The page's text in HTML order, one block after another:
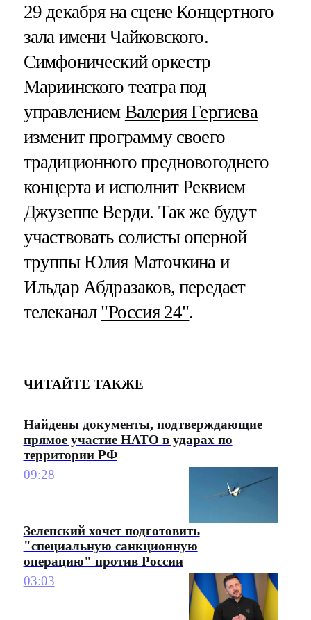
29 декабря на сцене Концертного
зала имени Чайковского.
Симфонический оркестр
Мариинского театра под
управлением Валерия Гергиева
изменит программу своего
традиционного предновогоднего
концерта и исполнит Реквием
Джузеппе Верди. Так же будут
участвовать солисты оперной
труппы Юлия Маточкина и
Ильдар Абдразаков, передает
телеканал "Россия 24".
ЧИТАЙТЕ ТАКЖЕ
Найдены документы, подтверждающие
прямое участие НАТО в ударах по
территории РФ
09:28
Зеленский хочет подготовить
"специальную санкционную
операцию" против России
03:03